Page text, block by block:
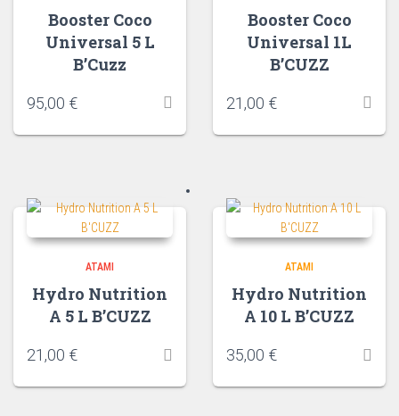
Booster Coco
Universal 5 L
B’Cuzz
95,00 €
Booster Coco
Universal 1L
B’CUZZ
21,00 €
ATAMI
Hydro Nutrition
A 5 L B’CUZZ
21,00 €
ATAMI
Hydro Nutrition
A 10 L B’CUZZ
35,00 €